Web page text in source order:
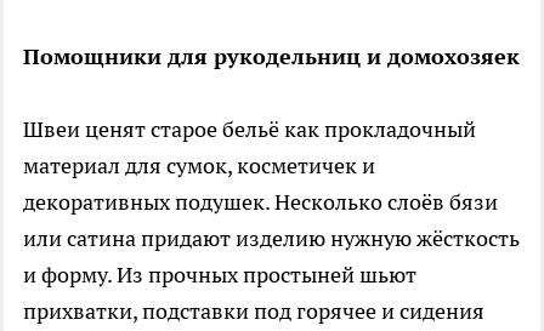
Помощники для рукодельниц и домохозяек
Швеи ценят старое бельё как прокладочный
материал для сумок, косметичек и
декоративных подушек. Несколько слоёв бязи
или сатина придают изделию нужную жёсткость
и форму. Из прочных простыней шьют
прихватки, подставки под горячее и сидения